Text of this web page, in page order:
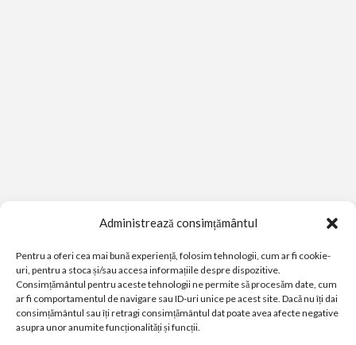
Administrează consimțământul
Pentru a oferi cea mai bună experiență, folosim tehnologii, cum ar fi cookie-
uri, pentru a stoca și/sau accesa informațiile despre dispozitive.
Consimțământul pentru aceste tehnologii ne permite să procesăm date, cum
ar fi comportamentul de navigare sau ID-uri unice pe acest site. Dacă nu îți dai
consimțământul sau îți retragi consimțământul dat poate avea afecte negative
asupra unor anumite funcționalități și funcții.